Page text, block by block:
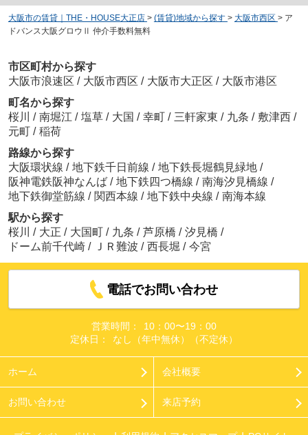
大阪市の賃貸｜THE・HOUSE大正店 > (賃貸)地域から探す > 大阪市西区 > ア
ドバンス大阪グロウⅡ 仲介手数料無料
市区町村から探す
大阪市浪速区 / 大阪市西区 / 大阪市大正区 / 大阪市港区
町名から探す
桜川 / 南堀江 / 塩草 / 大国 / 幸町 / 三軒家東 / 九条 / 敷津西 /
元町 / 稲荷
路線から探す
大阪環状線 / 地下鉄千日前線 / 地下鉄長堀鶴見緑地 /
阪神電鉄阪神なんば / 地下鉄四つ橋線 / 南海汐見橋線 /
地下鉄御堂筋線 / 関西本線 / 地下鉄中央線 / 南海本線
駅から探す
桜川
/ 大正 / 大国町 / 九条 / 芦原橋 / 汐見橋 /
ドーム前千代崎 / ＪＲ難波 / 西長堀 / 今宮
電話でお問い合わせ
営業時間：
10：00〜19：00
定休日：
なし（年中無休）（不定休）
ホーム 会社概要
お問い合わせ 来店予約